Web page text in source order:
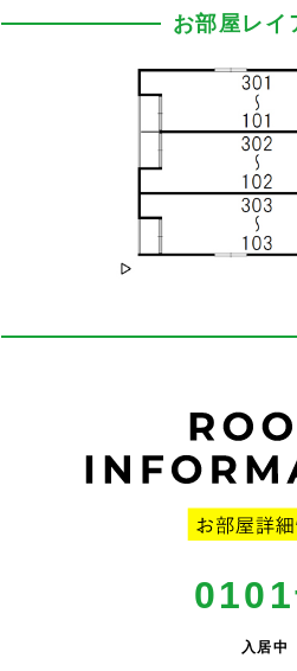
お部屋レイ
0101
入居中